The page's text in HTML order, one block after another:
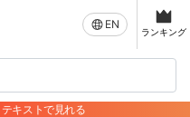
EN
ランキング
キストで見れる